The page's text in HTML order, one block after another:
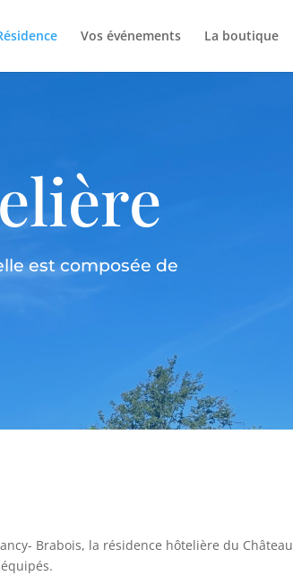
Vos événements La boutique
est composée de
Brabois, la résidence hôtelière du Château